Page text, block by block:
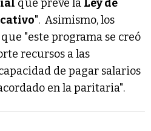
que prevé la Ley de
". Asimismo, los
"este programa se creó
recursos a las
de pagar salarios
en la paritaria".